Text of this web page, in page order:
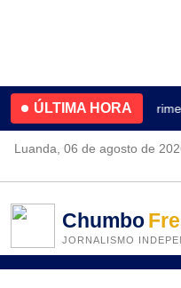
ÚLTIMA HORA
4.2% no
Luanda, 06 de agosto de
Chumbo
JORNALISMO